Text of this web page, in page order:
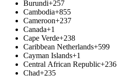
Burundi+257
Cambodia+855
Cameroon+237
Canada+1
Cape Verde+238
Caribbean Netherlands+599
Cayman Islands+1
Central African Republic+236
Chad+235